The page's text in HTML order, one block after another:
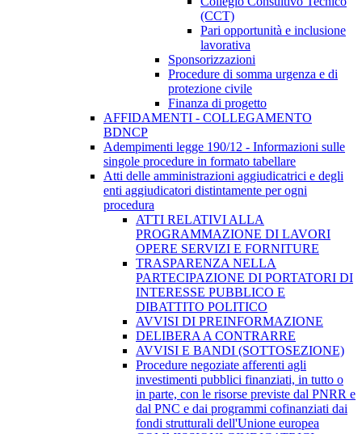
(CCT)
Pari opportunità e inclusione
lavorativa
Sponsorizzazioni
Procedure di somma urgenza e di
protezione civile
Finanza di progetto
AFFIDAMENTI - COLLEGAMENTO
BDNCP
Adempimenti legge 190/12 - Informazioni sulle
singole procedure in formato tabellare
Atti delle amministrazioni aggiudicatrici e degli
enti aggiudicatori distintamente per ogni
procedura
ATTI RELATIVI ALLA
PROGRAMMAZIONE DI LAVORI
OPERE SERVIZI E FORNITURE
TRASPARENZA NELLA
PARTECIPAZIONE DI PORTATORI DI
INTERESSE PUBBLICO E
DIBATTITO POLITICO
AVVISI DI PREINFORMAZIONE
DELIBERA A CONTRARRE
AVVISI E BANDI (SOTTOSEZIONE)
Procedure negoziate afferenti agli
investimenti pubblici finanziati, in tutto o
in parte, con le risorse previste dal PNRR e
dal PNC e dai programmi cofinanziati dai
fondi strutturali dell'Unione europea